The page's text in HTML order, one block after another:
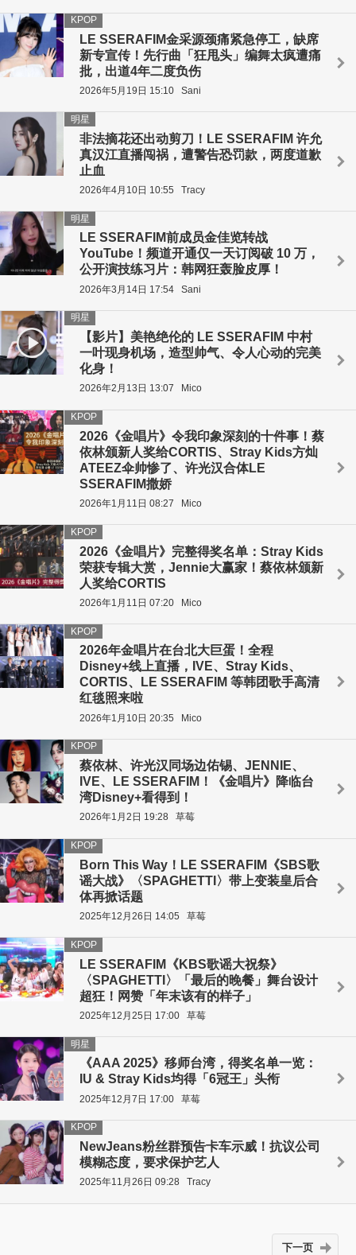
LE SSERAFIM金采源颈痛紧急停工，缺席
新专宣传！先行曲「狂甩头」编舞太疯遭痛
批，出道4年二度负伤
KPOP
2026年5月19日 15:10 Sani
非法摘花还出动剪刀！LE SSERAFIM 许允
真汉江直播闯祸，遭警告恐罚款，两度道歉
止血
明星
2026年4月10日 10:55 Tracy
LE SSERAFIM前成员金佳览转战
YouTube！频道开通仅一天订阅破 10 万，
公开演技练习片：韩网狂轰脸皮厚！
明星
2026年3月14日 17:54 Sani
【影片】美艳绝伦的 LE SSERAFIM 中村
一叶现身机场，造型帅气、令人心动的完美
化身！
明星
2026年2月13日 13:07 Mico
2026《金唱片》令我印象深刻的十件事！蔡
依林颁新人奖给CORTIS、Stray Kids方灿
ATEEZ伞帅惨了、许光汉合体LE
SSERAFIM撒娇
KPOP
2026年1月11日 08:27 Mico
2026《金唱片》完整得奖名单：Stray Kids
荣获专辑大赏，Jennie大赢家！蔡依林颁新
人奖给CORTIS
KPOP
2026年1月11日 07:20 Mico
2026年金唱片在台北大巨蛋！全程
Disney+线上直播，IVE、Stray Kids、
CORTIS、LE SSERAFIM 等韩团歌手高清
红毯照来啦
KPOP
2026年1月10日 20:35 Mico
蔡依林、许光汉同场边佑锡、JENNIE、
IVE、LE SSERAFIM！《金唱片》降临台
湾Disney+看得到！
KPOP
2026年1月2日 19:28 草莓
Born This Way！LE SSERAFIM《SBS歌
谣大战》〈SPAGHETTI〉带上变装皇后合
体再掀话题
KPOP
2025年12月26日 14:05 草莓
LE SSERAFIM《KBS歌谣大祝祭》
〈SPAGHETTI〉「最后的晚餐」舞台设计
超狂！网赞「年末该有的样子」
KPOP
2025年12月25日 17:00 草莓
《AAA 2025》移师台湾，得奖名单一览：
IU & Stray Kids均得「6冠王」头衔
明星
2025年12月7日 17:00 草莓
NewJeans粉丝群预告卡车示威！抗议公司
模糊态度，要求保护艺人
KPOP
2025年11月26日 09:28 Tracy
下一页